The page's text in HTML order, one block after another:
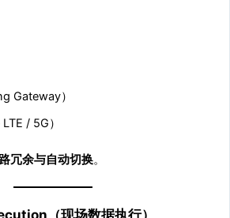
Gateway）
/ 5G）
冗余与自动切换。
（现场数据执行）